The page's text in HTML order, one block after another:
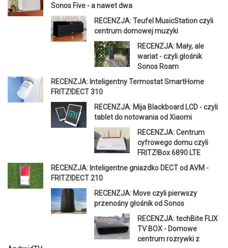
Sonos Five - a nawet dwa
RECENZJA: Teufel MusicStation czyli
centrum domowej muzyki
RECENZJA: Mały, ale
wariat - czyli głośnik
Sonos Roam
RECENZJA: Inteligentny Termostat SmartHome
FRITZ!DECT 310
RECENZJA: Mija Blackboard LCD - czyli
tablet do notowania od Xiaomi
RECENZJA: Centrum
cyfrowego domu czyli
FRITZ!Box 6890 LTE
RECENZJA: Inteligentne gniazdko DECT od AVM -
FRITZ!DECT 210
RECENZJA: Move czyli pierwszy
przenośny głośnik od Sonos
RECENZJA: techBite FLIX
TV BOX - Domowe
centrum rozrywki z